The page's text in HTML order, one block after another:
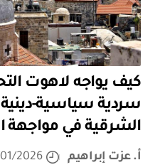
كيف يواجه لاهوت
سردية سياسية-دينية
الشرقية في مواجهة
أ. عزت إبراهيم
01/2026